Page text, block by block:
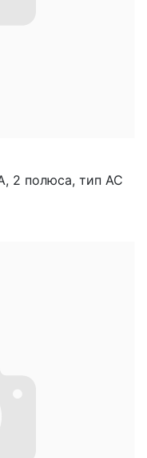
2 полюса, тип АС